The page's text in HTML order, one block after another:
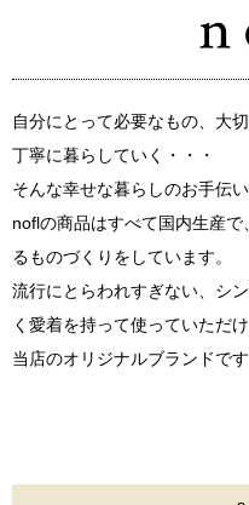
自分にとって必要なもの、大
丁寧に暮らしていく・・・
そんな幸せな暮らしのお手伝
noflの商品はすべて国内生産
るものづくりをしています。
流行にとらわれすぎない、シ
く愛着を持って使っていただ
当店のオリジナルブランドです